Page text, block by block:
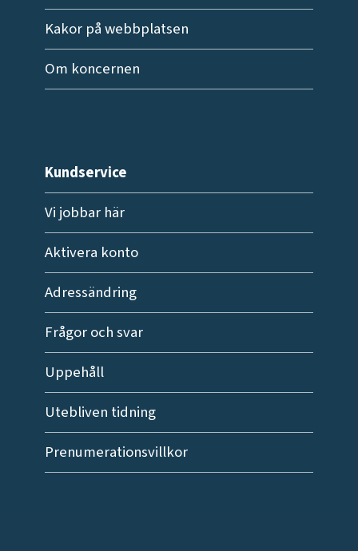
Kakor på webbplatsen
Om koncernen
Kundservice
Vi jobbar här
Aktivera konto
Adressändring
Frågor och svar
Uppehåll
Utebliven tidning
Prenumerationsvillkor